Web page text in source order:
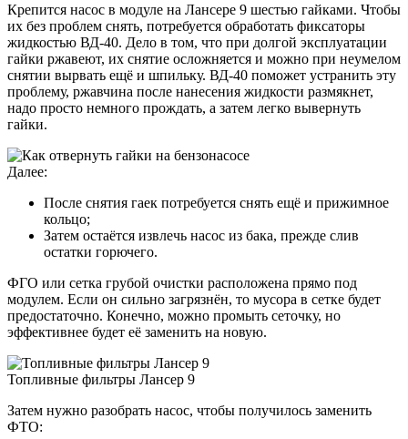
Крепится насос в модуле на Лансере 9 шестью гайками. Чтобы
их без проблем снять, потребуется обработать фиксаторы
жидкостью ВД-40. Дело в том, что при долгой эксплуатации
гайки ржавеют, их снятие осложняется и можно при неумелом
снятии вырвать ещё и шпильку. ВД-40 поможет устранить эту
проблему, ржавчина после нанесения жидкости размякнет,
надо просто немного прождать, а затем легко вывернуть
гайки.
Далее:
После снятия гаек потребуется снять ещё и прижимное
кольцо;
Затем остаётся извлечь насос из бака, прежде слив
остатки горючего.
ФГО или сетка грубой очистки расположена прямо под
модулем. Если он сильно загрязнён, то мусора в сетке будет
предостаточно. Конечно, можно промыть сеточку, но
эффективнее будет её заменить на новую.
Топливные фильтры Лансер 9
Затем нужно разобрать насос, чтобы получилось заменить
ФТО: